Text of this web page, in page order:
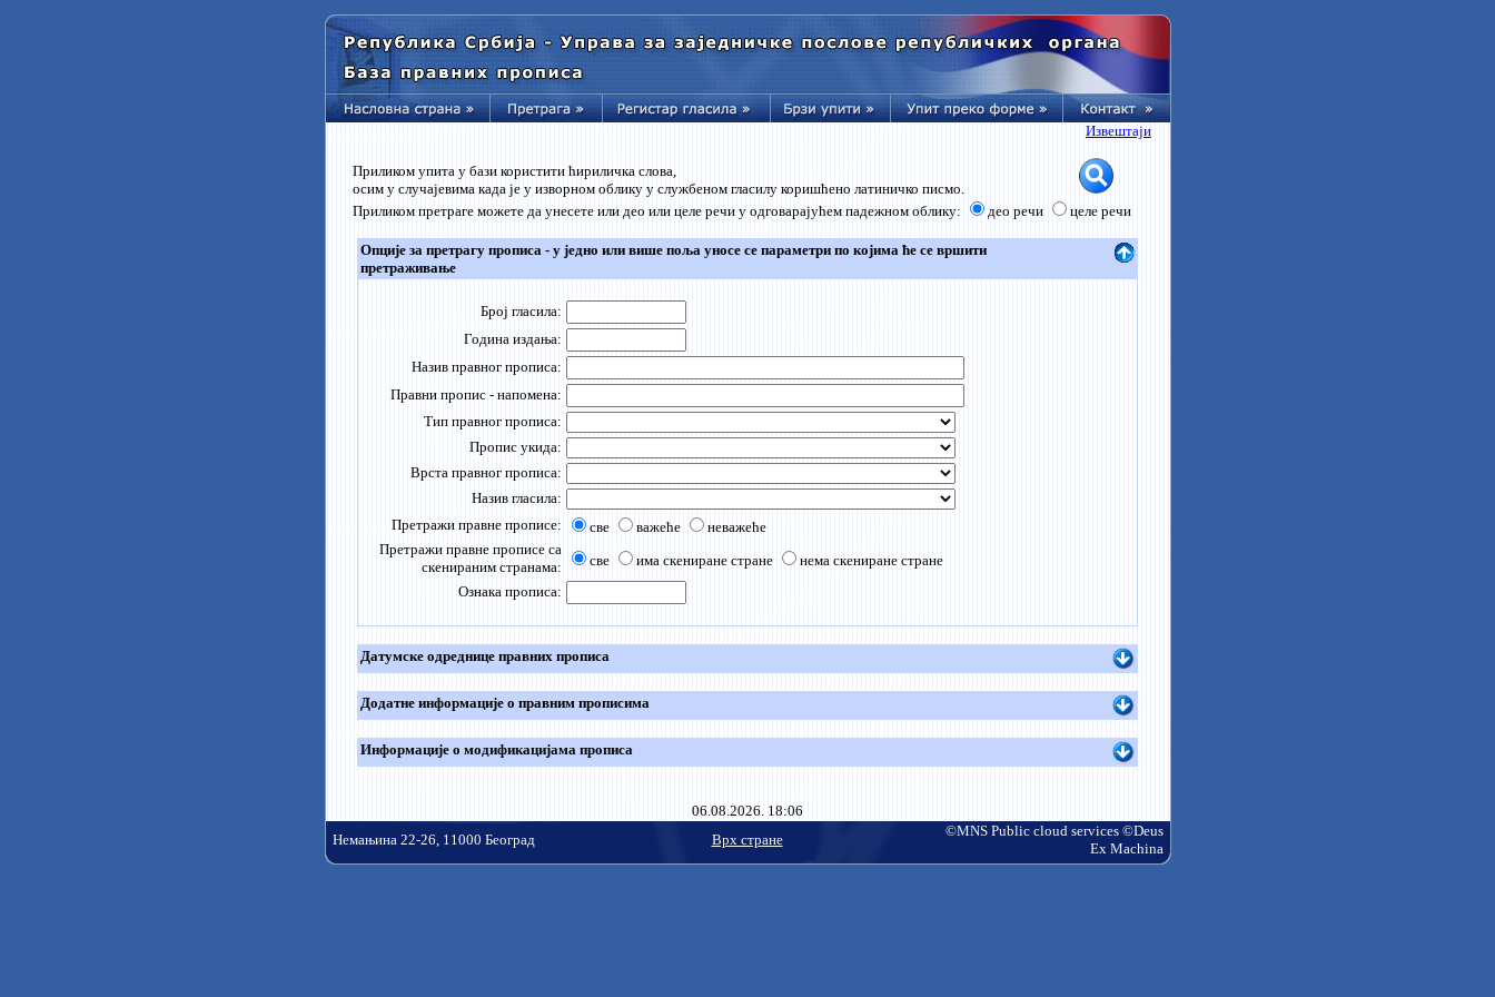
Извештаји
Приликом упита у бази користити ћириличка слова,
осим у случајевима када је у изворном облику у службеном гласилу коришћено латиничко писмо.
Приликом претраге можете да унесете или део или целе речи у одговарајућем падежном облику:
део речи целе речи
Опције за претрагу прописа - у једно или више поља уносе се параметри по којима ће се вршити
претраживање
Број гласила:
Година издања:
Назив правног прописа:
Правни пропис - напомена:
Тип правног прописа:
Пропис укида:
Врста правног прописа:
Назив гласила:
Претражи правне прописе:
све важеће
неважеће
Претражи правне прописе са
скенираним странама:
све има скениране стране
нема скениране стране
Ознака прописа:
Датумске одреднице правних прописа
Додатне информације о правним прописима
Информације о модификацијама прописа
06.08.2026. 18:06
Немањина 22-26, 11000 Београд
Врх стране
©MNS Public cloud services ©Deus
Ex Machina